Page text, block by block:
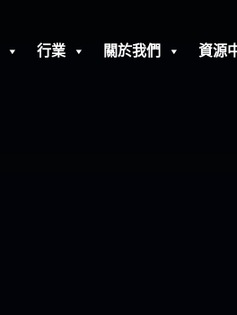
行業 關於我們 資源